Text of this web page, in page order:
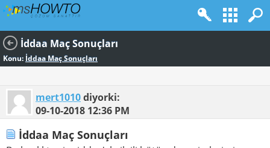
İddaa Maç Sonuçları
Konu: İddaa Maç Sonuçları
mert1010diyorki:
09-10-2018 12:36 PM
İddaa Maç Sonuçları